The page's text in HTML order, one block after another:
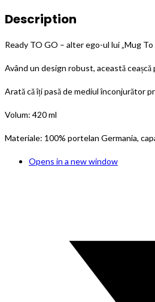
Description
Ready TO GO – alter ego-ul lui „Mug
Având un design robust, această
Arată că îți pasă de mediul înconjurător
Volum: 420 ml
Materiale: 100% portelan Germania,
Opens in a new window